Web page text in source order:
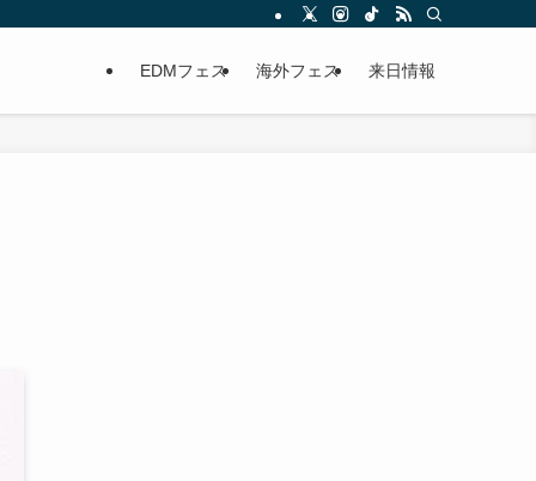
EDMフェス 海外フェス 来日情報